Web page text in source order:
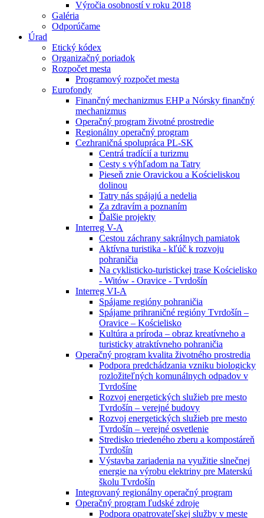
Výročia osobností v roku 2018
Galéria
Odporúčame
Úrad
Etický kódex
Organizačný poriadok
Rozpočet mesta
Programový rozpočet mesta
Eurofondy
Finančný mechanizmus EHP a Nórsky finančný
mechanizmus
Operačný program životné prostredie
Regionálny operačný program
Cezhraničná spolupráca PL-SK
Centrá tradícií a turizmu
Cesty s výhľadom na Tatry
Pieseň znie Oravickou a Kościeliskou
dolinou
Tatry nás spájajú a nedelia
Za zdravím a poznaním
Ďalšie projekty
Interreg V-A
Cestou záchrany sakrálnych pamiatok
Aktívna turistika - kľúč k rozvoju
pohraničia
Na cyklisticko-turistickej trase Kościelisko
- Witów - Oravice - Tvrdošín
Interreg VI-A
Spájame regióny pohraničia
Spájame prihraničné regióny Tvrdošín –
Oravice – Kościelisko
Kultúra a príroda – obraz kreatívneho a
turisticky atraktívneho pohraničia
Operačný program kvalita životného prostredia
Podpora predchádzania vzniku biologicky
rozložiteľných komunálnych odpadov v
Tvrdošíne
Rozvoj energetických služieb pre mesto
Tvrdošín – verejné budovy
Rozvoj energetických služieb pre mesto
Tvrdošín – verejné osvetlenie
Stredisko triedeného zberu a kompostáreň
Tvrdošín
Výstavba zariadenia na využitie slnečnej
energie na výrobu elektriny pre Materskú
školu Tvrdošín
Integrovaný regionálny operačný program
Operačný program ľudské zdroje
Podpora opatrovateľskej služby v meste